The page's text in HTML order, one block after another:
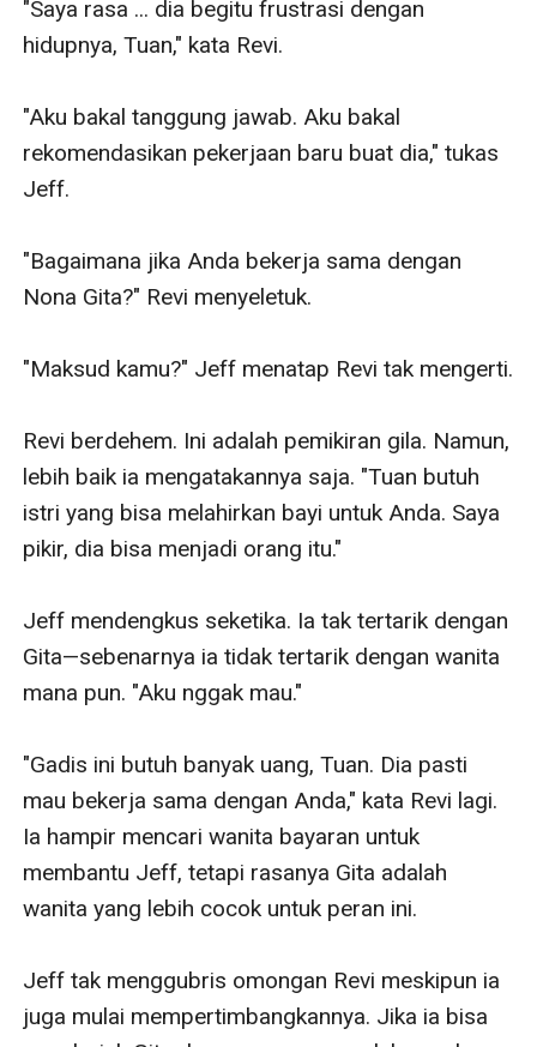
"Saya rasa ... dia begitu frustrasi dengan
hidupnya, Tuan," kata Revi.
"Aku bakal tanggung jawab. Aku bakal
rekomendasikan pekerjaan baru buat dia," tukas
Jeff.
"Bagaimana jika Anda bekerja sama dengan
Nona Gita?" Revi menyeletuk.
"Maksud kamu?" Jeff menatap Revi tak mengerti.
Revi berdehem. Ini adalah pemikiran gila. Namun,
lebih baik ia mengatakannya saja. "Tuan butuh
istri yang bisa melahirkan bayi untuk Anda. Saya
pikir, dia bisa menjadi orang itu."
Jeff mendengkus seketika. Ia tak tertarik dengan
Gita—sebenarnya ia tidak tertarik dengan wanita
mana pun. "Aku nggak mau."
"Gadis ini butuh banyak uang, Tuan. Dia pasti
mau bekerja sama dengan Anda," kata Revi lagi.
Ia hampir mencari wanita bayaran untuk
membantu Jeff, tetapi rasanya Gita adalah
wanita yang lebih cocok untuk peran ini.
Jeff tak menggubris omongan Revi meskipun ia
juga mulai mempertimbangkannya. Jika ia bisa